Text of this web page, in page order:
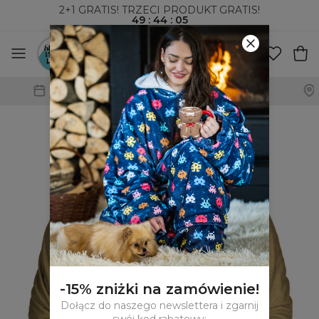
2+1 GRATIS! TRZECI PRODUKT GRATIS!
49: 44: 04
WYSYŁKA ZA POBRANIEM I DO PACZKOMATÓW
-15% zniżki na zamówienie!
Dołącz do naszego newslettera i zgarnij